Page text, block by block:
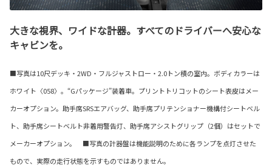
大きな視界、ワイドな計器。すべてのドライバーへ安心な
キャビンを。
■写真は10尺デッキ・2WD・フルジャストロー・2.0トン積の室内。ボディカラーは
ホワイト〈058〉。“Gパッケージ”装着車。プリントトリコットのシート表皮はメー
カーオプション。助手席SRSエアバッグ、助手席プリテンショナー機構付シートベル
ト、助手席シートベルト非着用警告灯、助手席アシストグリップ（2個）はセットで
メーカーオプション。 ■写真の計器盤は機能説明のために各ランプを点灯させた
もので、実際の走行状態を示すものではありません。